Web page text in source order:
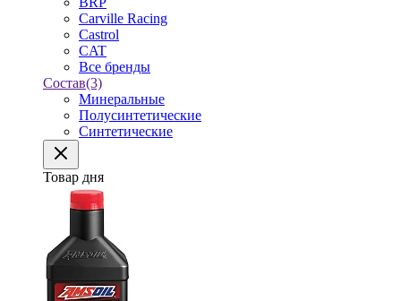
Carville Racing
Castrol
CAT
Все бренды
Состав(3)
Минеральные
Полусинтетические
Синтетические
Товар дня